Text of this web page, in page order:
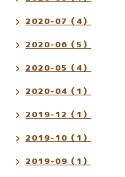
2020-07（4）
2020-06（5）
2020-05（4）
2020-04（1）
2019-12（1）
2019-10（1）
2019-09（1）